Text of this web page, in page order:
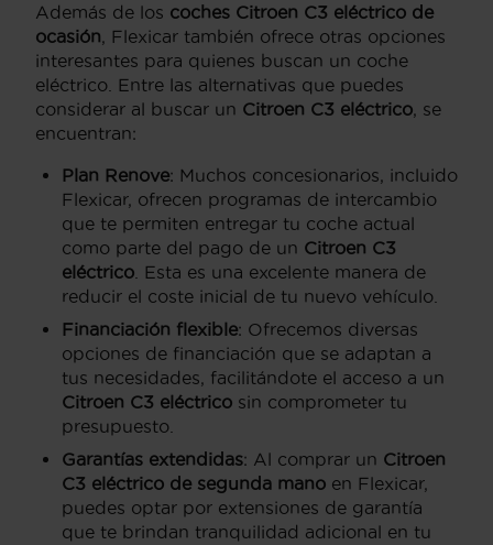
Además de los coches Citroen C3 eléctrico de
ocasión, Flexicar también ofrece otras opciones
interesantes para quienes buscan un coche
eléctrico. Entre las alternativas que puedes
considerar al buscar un Citroen C3 eléctrico, se
encuentran:
Plan Renove: Muchos concesionarios, incluido
Flexicar, ofrecen programas de intercambio
que te permiten entregar tu coche actual
como parte del pago de un Citroen C3
eléctrico . Esta es una excelente manera de
reducir el coste inicial de tu nuevo vehículo.
Financiación flexible: Ofrecemos diversas
opciones de financiación que se adaptan a
tus necesidades, facilitándote el acceso a un
Citroen C3 eléctrico sin comprometer tu
presupuesto.
Garantías extendidas: Al comprar un Citroen
C3 eléctrico de segunda mano en Flexicar,
puedes optar por extensiones de garantía
que te brindan tranquilidad adicional en tu